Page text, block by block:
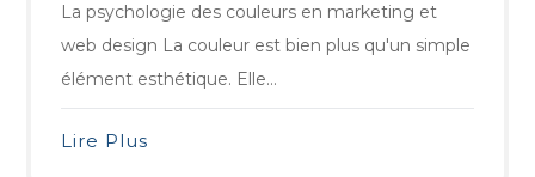
La psychologie des couleurs en marketing et
web design La couleur est bien plus qu'un simple
élément esthétique. Elle...
Lire Plus